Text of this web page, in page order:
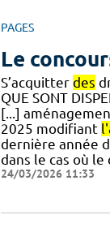
PAGES
Le
S’acquitter des
QUE SONT
[...]
2025 modifiant
dernière année
dans le cas où
24/03/2026 11:33